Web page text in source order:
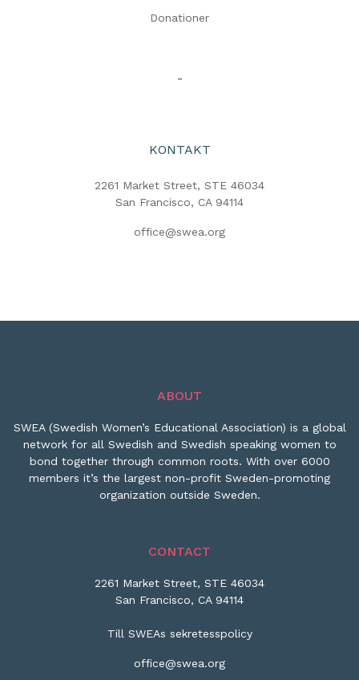
Donationer
-
KONTAKT
2261 Market Street, STE 46034
San Francisco, CA 94114
office@swea.org
ABOUT
SWEA (Swedish Women’s Educational Association) is a global
network for all Swedish and Swedish speaking women to
bond together through common roots. With over 6000
members it’s the largest non-profit Sweden-promoting
organization outside Sweden.
CONTACT
2261 Market Street, STE 46034
San Francisco, CA 94114
Till SWEAs sekretesspolicy
office@swea.org